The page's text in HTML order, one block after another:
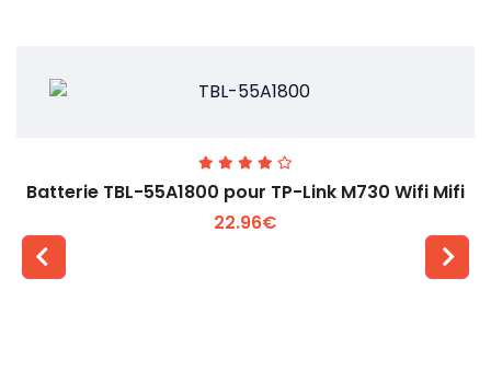
Batterie TBL-55A1800 pour TP-Link M730 Wifi Mifi
22.96€